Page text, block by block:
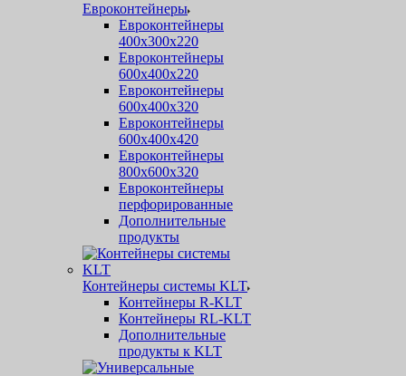
Евроконтейнеры
Евроконтейнеры
400х300х220
Евроконтейнеры
600х400х220
Евроконтейнеры
600х400х320
Евроконтейнеры
600х400х420
Евроконтейнеры
800х600х320
Евроконтейнеры
перфорированные
Дополнительные
продукты
Контейнеры системы KLT
Контейнеры R-KLT
Контейнеры RL-KLT
Дополнительные
продукты к KLT